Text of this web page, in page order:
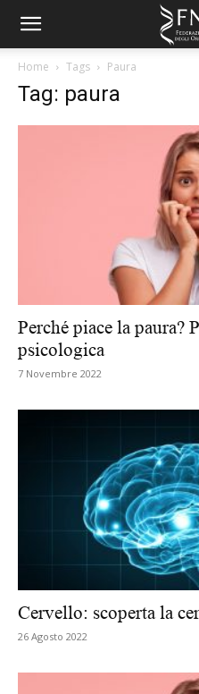
Home Tags Paura
Tag: paura
Perché piace la paura?
psicologica
7 Novembre 2022
Cervello: scoperta la
26 Agosto 2022